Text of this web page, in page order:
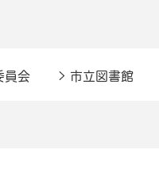
員会 市立図書館